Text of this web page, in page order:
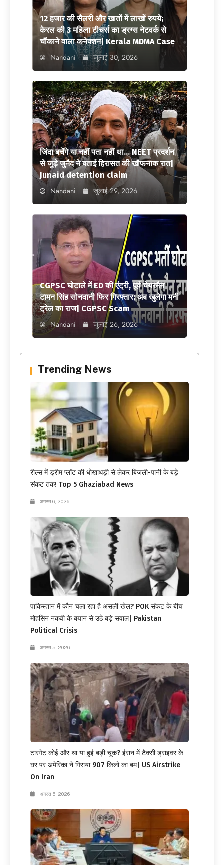
12 हजार की सैलरी और खातों में लाखों रुपये;
केरल की 3 महिला टीचर्स का ड्रग्स नेटवर्क से
चौंकाने वाला कनेक्शन| Kerala MDMA Case
Nandani जुलाई 30, 2026
जिंदा बचेंगे या नहीं पता नहीं था… NEET प्रदर्शन
से जुड़े जुनैद ने बताई हिरासत की खौफनाक रात|
Junaid detention claim
Nandani जुलाई 29, 2026
CGPSC घोटाले में ED की एंट्री, पूर्व चेयरमैन
टामन सिंह सोनवानी फिर गिरफ्तार; अब खुलेगा मनी
ट्रेल का राज| CGPSC Scam
Nandani जुलाई 26, 2026
Trending News
रील्स में ड्रीम प्लॉट की धोखाधड़ी से लेकर बिजली-पानी के बड़े
संकट तक! Top 5 Ghaziabad News
अगस्त 6, 2026
पाकिस्तान में कौन चला रहा है असली खेल? POK संकट के बीच
मोहसिन नकवी के बयान से उठे बड़े सवाल| Pakistan
Political Crisis
अगस्त 5, 2026
टारगेट कोई और था या हुई बड़ी चूक? ईरान में टैक्सी ड्राइवर के
घर पर अमेरिका ने गिराया 907 किलो का बम| US Airstrike
On Iran
अगस्त 5, 2026